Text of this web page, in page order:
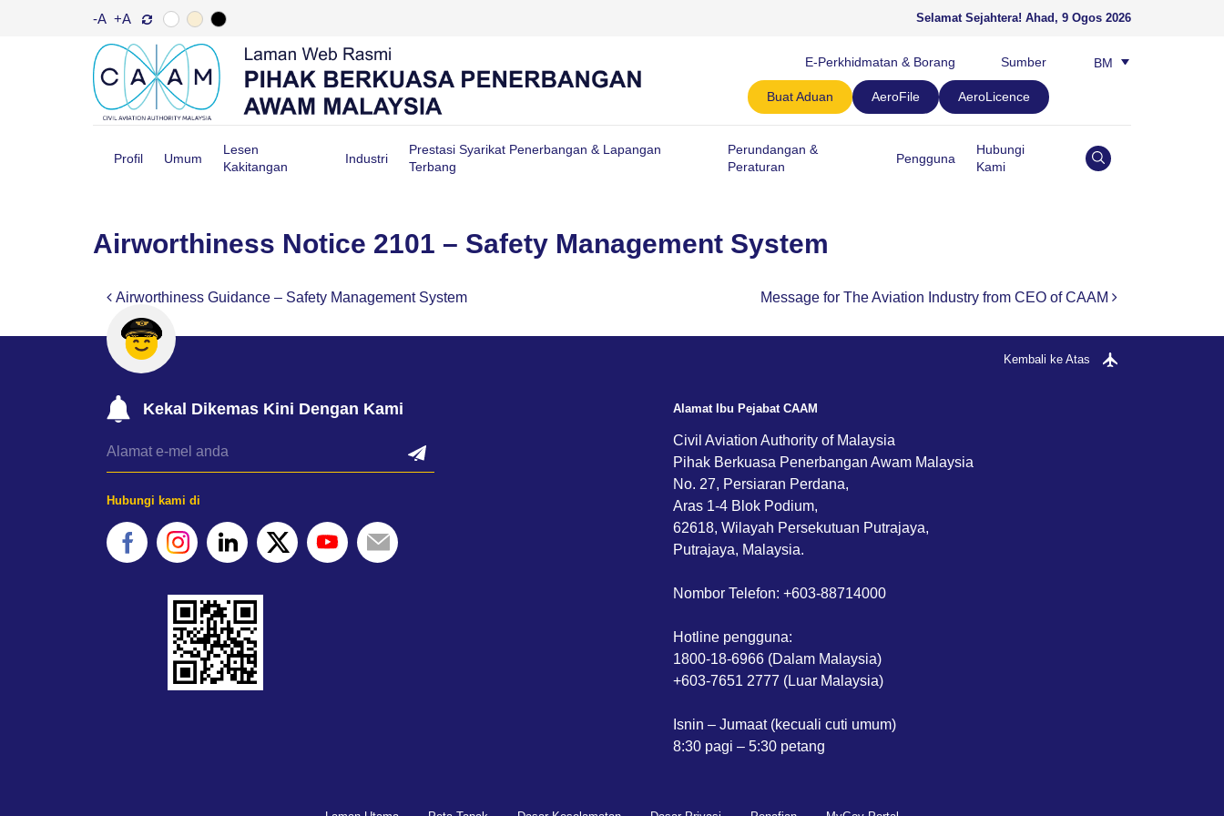
-A +A Selamat Sejahtera! Ahad, 9 Ogos 2026
E-Perkhidmatan & Borang Sumber
BM
Buat Aduan AeroFile AeroLicence
Profil Umum
Lesen
Kakitangan
Industri
Prestasi Syarikat Penerbangan & Lapangan
Terbang
Perundangan &
Peraturan
Pengguna
Hubungi
Kami
Airworthiness Notice 2101 – Safety Management System
Post navigation
Airworthiness Guidance – Safety Management System Message for The Aviation Industry from CEO of CAAM
Kembali ke Atas
Kekal Dikemas Kini Dengan Kami
Hubungi kami di
Alamat Ibu Pejabat CAAM
Civil Aviation Authority of Malaysia
Pihak Berkuasa Penerbangan Awam Malaysia
No. 27, Persiaran Perdana,
Aras 1-4 Blok Podium,
62618, Wilayah Persekutuan Putrajaya,
Putrajaya, Malaysia.
Nombor Telefon: +603-88714000
Hotline pengguna:
1800-18-6966 (Dalam Malaysia)
+603-7651 2777 (Luar Malaysia)
Isnin – Jumaat (kecuali cuti umum)
8:30 pagi – 5:30 petang